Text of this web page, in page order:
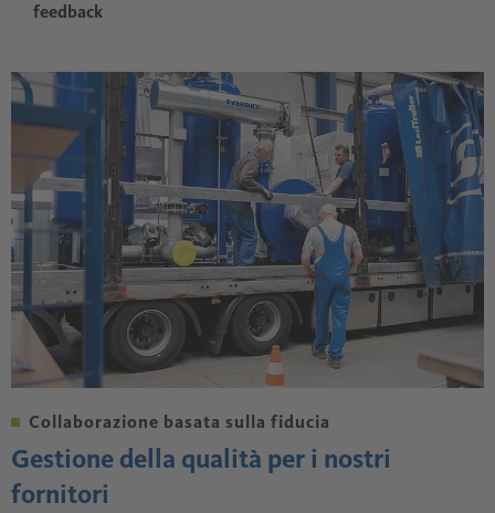
feedback
Collaborazione basata sulla fiducia
Gestione della qualità per i nostri
fornitori